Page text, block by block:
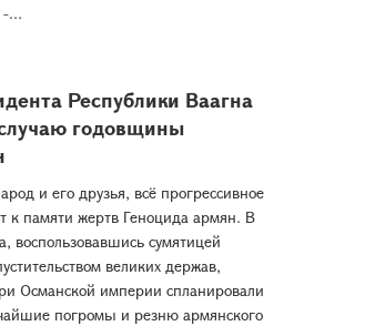
-...
Республики Ваагна
годовщины
и его друзья, всё прогрессивное
к памяти жертв Геноцида армян. В
воспользовавшись сумятицей
великих держав,
Османской империи спланировали
погромы и резню армянского